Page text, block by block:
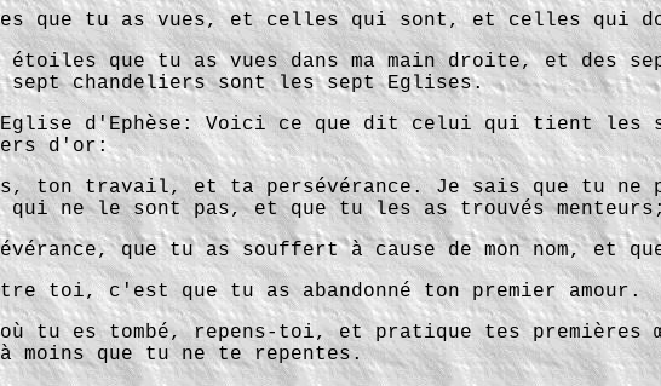
que tu as vues, et celles qui sont, et celles qui
étoiles que tu as vues dans ma main droite, et des
chandeliers sont les sept Eglises.
d'Ephèse: Voici ce que dit celui qui tient les
d'or:
ton travail, et ta persévérance. Je sais que tu ne
ne le sont pas, et que tu les as trouvés
que tu as souffert à cause de mon nom, et
toi, c'est que tu as abandonné ton premier amour.
tu es tombé, repens-toi, et pratique tes
moins que tu ne te repentes.